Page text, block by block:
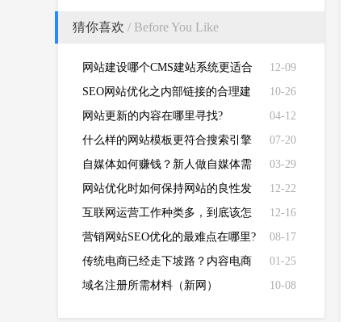
猜你喜欢 / Before You Like
12-09
网站建设哪个CMS建站系统更适合
于seo优化
10-26
SEO网站优化之内部链接的合理建
设
04-12
网站更新的内容在哪里寻找?
07-20
什么样的网站模板更符合搜索引擎
的要求？
03-29
自媒体如何赚钱？新人做自媒体需
注意 ？
12-22
网站优化时如何保持网站的良性发
展？
12-16
互联网运营工作种类多，到底该怎
么选？
08-17
营销网站SEO优化的最难点在哪里?
01-25
传统电商已经走下坡路？内容电商
为王的时代已经到来
10-08
域名注册所需材料（新网）